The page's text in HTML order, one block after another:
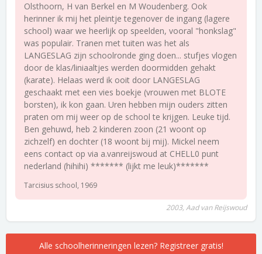
Olsthoorn, H van Berkel en M Woudenberg. Ook
herinner ik mij het pleintje tegenover de ingang (lagere
school) waar we heerlijk op speelden, vooral "honkslag"
was populair. Tranen met tuiten was het als
LANGESLAG zijn schoolronde ging doen... stufjes vlogen
door de klas/liniaaltjes werden doormidden gehakt
(karate). Helaas werd ik ooit door LANGESLAG
geschaakt met een vies boekje (vrouwen met BLOTE
borsten), ik kon gaan. Uren hebben mijn ouders zitten
praten om mij weer op de school te krijgen. Leuke tijd.
Ben gehuwd, heb 2 kinderen zoon (21 woont op
zichzelf) en dochter (18 woont bij mij). Mickel neem
eens contact op via a.vanreijswoud at CHELL0 punt
nederland (hihihi) ******* (lijkt me leuk)*******
Tarcisius school, 1969
2003, Aad van Reijswoud
Alle schoolherinneringen lezen? Registreer gratis!